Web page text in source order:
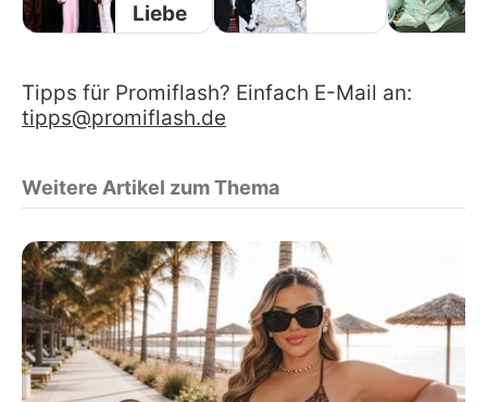
Liebe
Tipps für Promiflash? Einfach E-Mail an:
tipps@promiflash.de
Weitere Artikel zum Thema